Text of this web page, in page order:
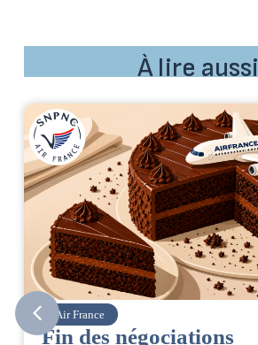
À lire aussi
Air France
Fin des négociations